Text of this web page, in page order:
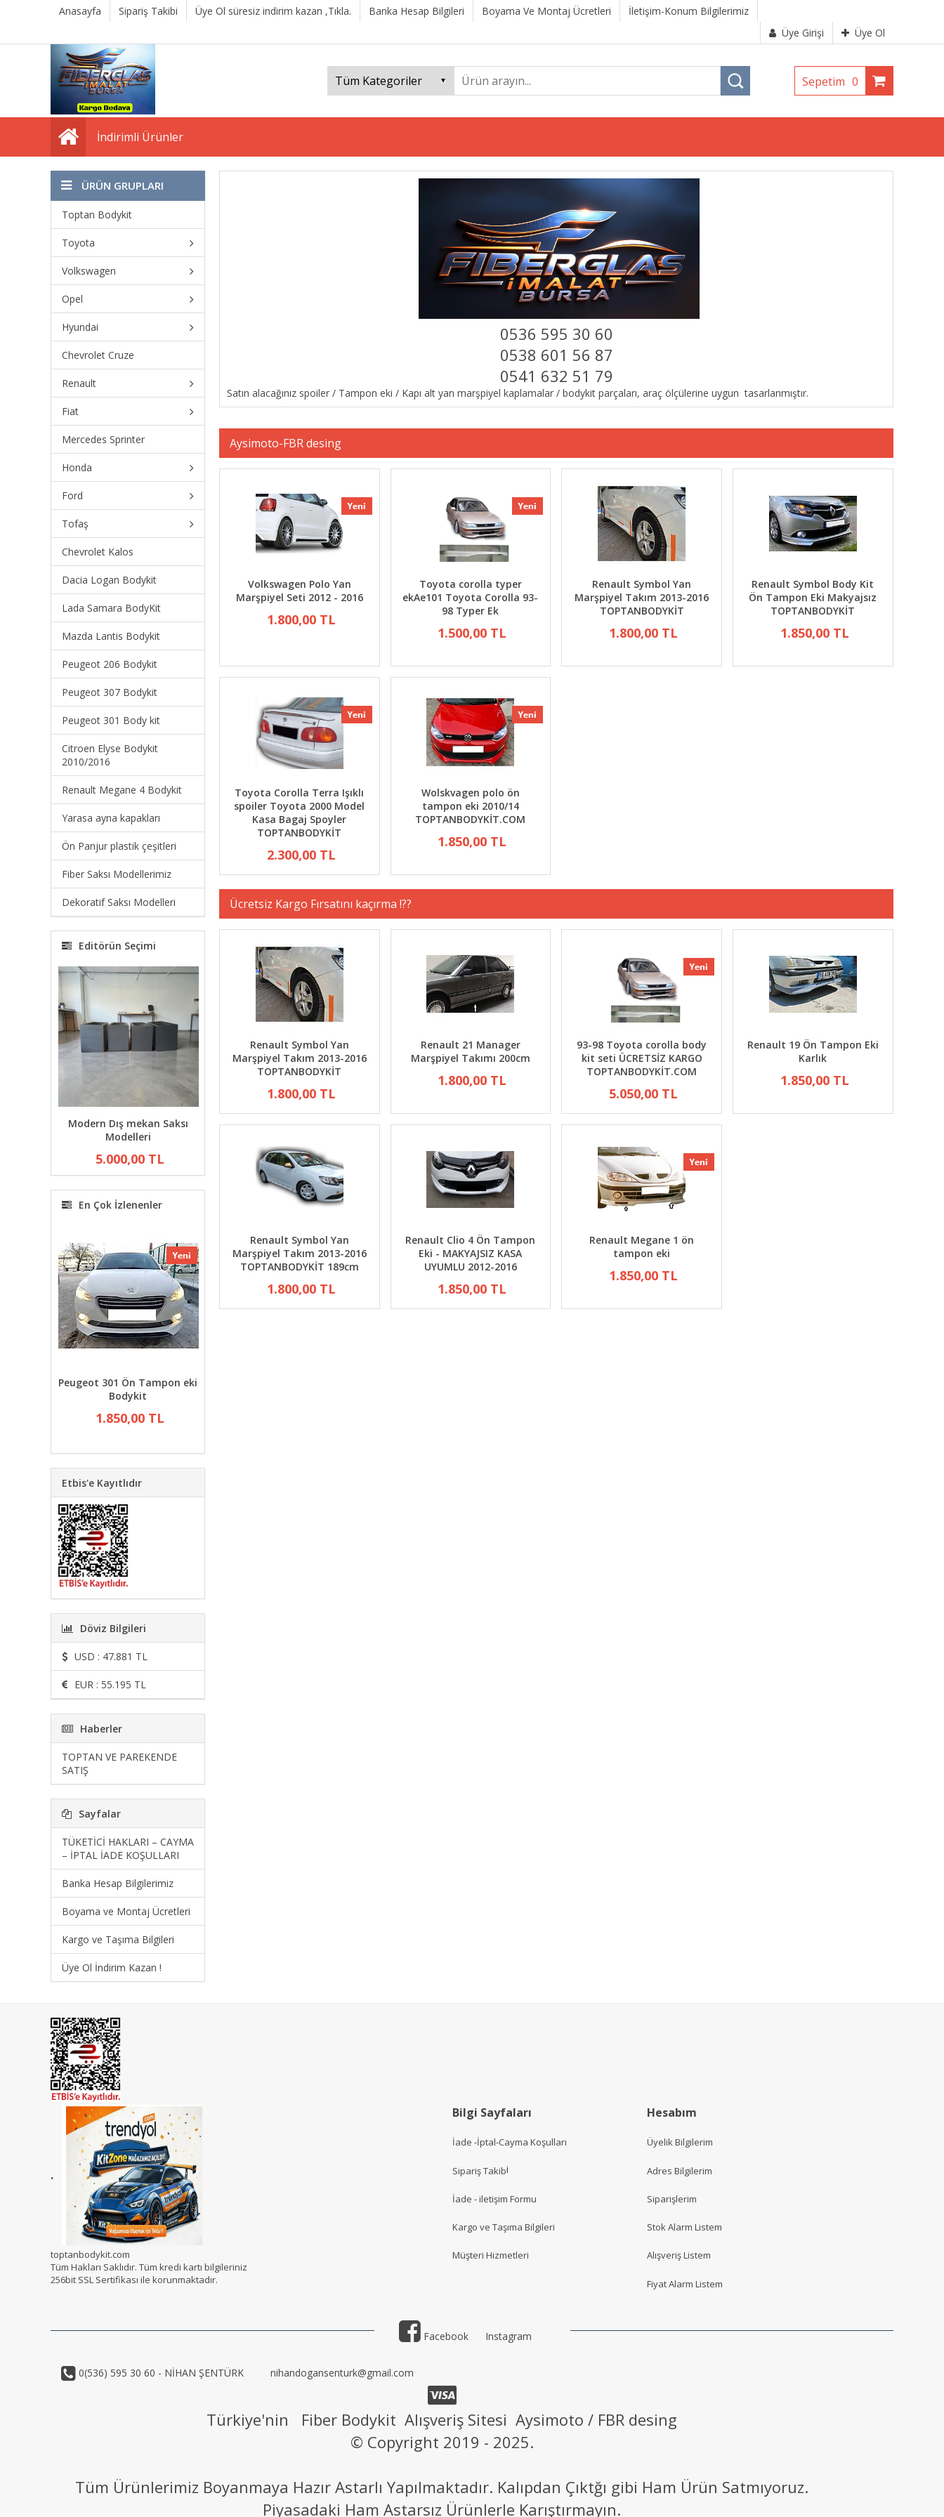
Anasayfa Sipariş Takibi Üye Ol süresiz indirim kazan ,Tıkla. Banka Hesap Bilgileri Boyama Ve Montaj Ücretleri
İletişim-Konum Bilgilerimiz
Üye Girişi
Üye Ol
Sepetim 0
İndirimli Ürünler
ÜRÜN GRUPLARI
Toptan Bodykit
Toyota
Volkswagen
Opel
Hyundai
Chevrolet Cruze
Renault
Fiat
Mercedes Sprinter
Honda
Ford
Tofaş
Chevrolet Kalos
Dacia Logan Bodykit
Lada Samara BodyKit
Mazda Lantis Bodykit
Peugeot 206 Bodykit
Peugeot 307 Bodykit
Peugeot 301 Body kit
Citroen Elyse Bodykit
2010/2016
Renault Megane 4 Bodykit
Yarasa ayna kapakları
Ön Panjur plastik çeşitleri
Fiber Saksı Modellerimiz
Dekoratif Saksı Modelleri
Editörün Seçimi
Modern Dış mekan Saksı
Modelleri
5.000,00 TL
Toptan Fiber Saksı Fiyatları
5.000,00 TL
Dükkan önü Saksı Modelleri
Dekoratif Salon saksı beyaz
4.000,00 TL
%20
En Çok İzlenenler
Peugeot 301 Ön Tampon eki
Bodykit
1.850,00 TL
Etbis'e Kayıtlıdır
Döviz Bilgileri
USD : 47.881 TL
EUR : 55.195 TL
Haberler
TOPTAN VE PAREKENDE
SATIŞ
Sayfalar
TÜKETİCİ HAKLARI – CAYMA
– İPTAL İADE KOŞULLARI
Banka Hesap Bilgilerimiz
Boyama ve Montaj Ücretleri
Kargo ve Taşıma Bilgileri
Üye Ol İndirim Kazan !
0536 595 30 60
0538 601 56 87
0541 632 51 79
Satın alacağınız spoiler / Tampon eki / Kapı alt yan marşpiyel kaplamalar / bodykit parçaları, araç ölçülerine uygun tasarlanmıştır.
Aysimoto-FBR desing
Volkswagen Polo Yan
Marşpiyel Seti 2012 - 2016
1.800,00 TL
Toyota corolla typer
ekAe101 Toyota Corolla 93-
98 Typer Ek
1.500,00 TL
Renault Symbol Yan
Marşpiyel Takım 2013-2016
TOPTANBODYKİT
1.800,00 TL
Renault Symbol Body Kit
Ön Tampon Eki Makyajsız
TOPTANBODYKİT
1.850,00 TL
Toyota Corolla Terra Işıklı
spoiler Toyota 2000 Model
Kasa Bagaj Spoyler
TOPTANBODYKİT
2.300,00 TL
Wolskvagen polo ön
tampon eki 2010/14
TOPTANBODYKİT.COM
1.850,00 TL
Ücretsiz Kargo Fırsatını kaçırma !??
Renault Symbol Yan
Marşpiyel Takım 2013-2016
TOPTANBODYKİT
1.800,00 TL
Renault 21 Manager
Marşpiyel Takımı 200cm
1.800,00 TL
93-98 Toyota corolla body
kit seti ÜCRETSİZ KARGO
TOPTANBODYKİT.COM
5.050,00 TL
Renault 19 Ön Tampon Eki
Karlık
1.850,00 TL
Renault Symbol Yan
Marşpiyel Takım 2013-2016
TOPTANBODYKİT 189cm
1.800,00 TL
Renault Clio 4 Ön Tampon
Eki - MAKYAJSIZ KASA
UYUMLU 2012-2016
1.850,00 TL
Renault Megane 1 ön
tampon eki
1.850,00 TL
.
toptanbodykit.com
Tüm Hakları Saklıdır. Tüm kredi kartı bilgileriniz
256bit SSL Sertifikası ile korunmaktadır.
Bilgi Sayfaları
İade -İptal-Cayma Koşulları
Sipariş Takibi
İade - iletişim Formu
Kargo ve Taşıma Bilgileri
Müşteri Hizmetleri
Hesabım
Üyelik Bilgilerim
Adres Bilgilerim
Siparişlerim
Stok Alarm Listem
Alışveriş Listem
Fiyat Alarm Listem
Facebook Instagram
0(536) 595 30 60 - NİHAN ŞENTÜRK nihandogansenturk@gmail.com
Türkiye'nin Fiber Bodykit Alışveriş Sitesi Aysimoto / FBR desing
© Copyright 2019 - 2025.
Tüm Ürünlerimiz Boyanmaya Hazır Astarlı Yapılmaktadır. Kalıpdan Çıktğı gibi Ham Ürün Satmıyoruz.
Piyasadaki Ham Astarsız Ürünlerle Karıştırmayın.